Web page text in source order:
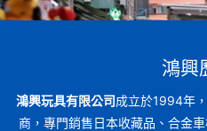
鴻興
鴻興玩具有限公司成立於1994年
商，專門銷售日本收藏品、合金